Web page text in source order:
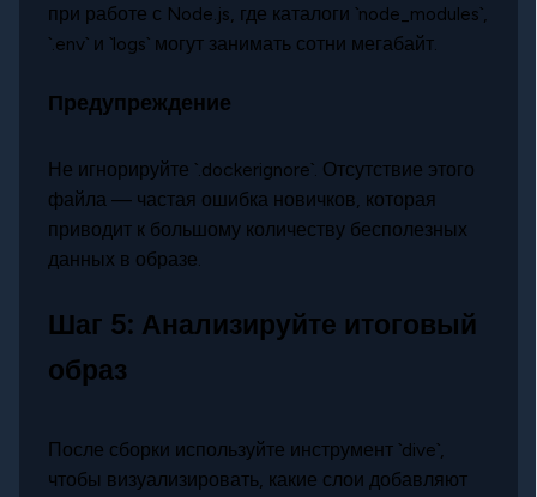
при работе с Node.js, где каталоги `node_modules`,
`.env` и `logs` могут занимать сотни мегабайт.
Предупреждение
Не игнорируйте `.dockerignore`. Отсутствие этого
файла — частая ошибка новичков, которая
приводит к большому количеству бесполезных
данных в образе.
Шаг 5: Анализируйте итоговый
образ
После сборки используйте инструмент `dive`,
чтобы визуализировать, какие слои добавляют